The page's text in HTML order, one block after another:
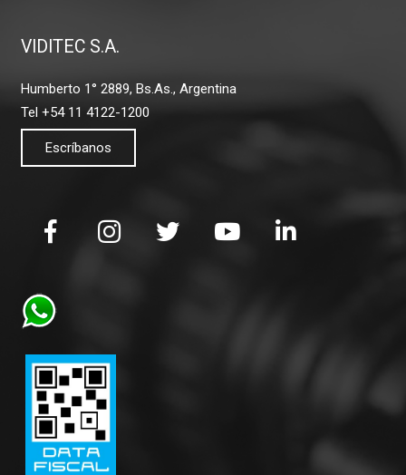
VIDITEC S.A.
Humberto 1° 2889, Bs.As., Argentina
Tel +54 11 4122-1200
Escríbanos